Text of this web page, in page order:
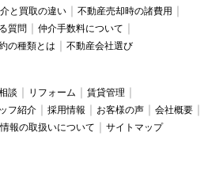
と買取の違い
不動産売却時の諸費用
質問
仲介手数料について
の種類とは 不動産会社選び
談 リフォーム
賃貸管理
フ紹介 採用情報 お客様の声
会社概要
報の取扱いについて サイトマップ